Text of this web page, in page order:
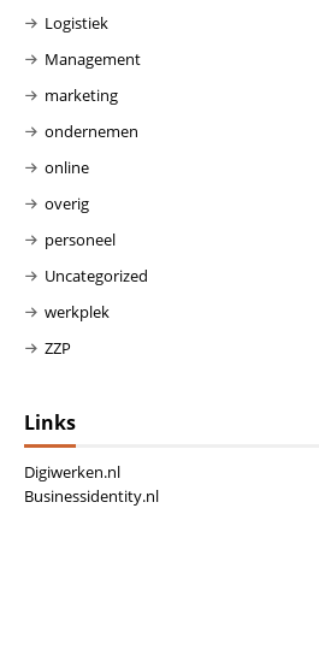
Logistiek
Management
marketing
ondernemen
online
overig
personeel
Uncategorized
werkplek
ZZP
Links
Digiwerken.nl
Businessidentity.nl